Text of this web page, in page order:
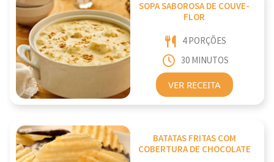
SOPA SABOROSA DE COUVE-
FLOR
4 PORÇÕES
30 MINUTOS
VER RECEITA
BATATAS FRITAS COM
COBERTURA DE CHOCOLATE